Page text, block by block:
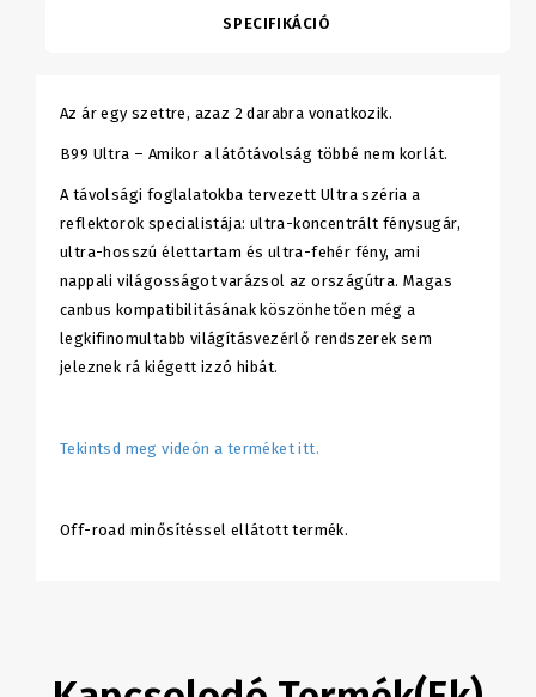
SPECIFIKÁCIÓ
Az ár egy szettre, azaz 2 darabra vonatkozik.
B99 Ultra – Amikor a látótávolság többé nem korlát.
A távolsági foglalatokba tervezett Ultra széria a
reflektorok specialistája: ultra-koncentrált fénysugár,
ultra-hosszú élettartam és ultra-fehér fény, ami
nappali világosságot varázsol az országútra. Magas
canbus kompatibilitásának köszönhetően még a
legkifinomultabb világításvezérlő rendszerek sem
jeleznek rá kiégett izzó hibát.
Tekintsd meg videón a terméket itt.
Off-road minősítéssel ellátott termék.